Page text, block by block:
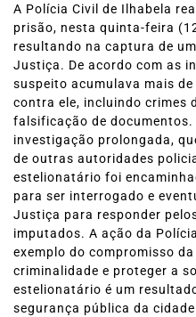
A Polícia Civil de Ilhabela
prisão, nesta quinta-feira
resultando na captura de
Justiça. De acordo com as
suspeito acumulava mais
contra ele, incluindo crimes
falsificação de
investigação prolongada,
de outras autoridades
estelionatário foi
para ser interrogado e
Justiça para responder
imputados. A ação da
exemplo do compromisso
criminalidade e proteger a
estelionatário é um
segurança pública da